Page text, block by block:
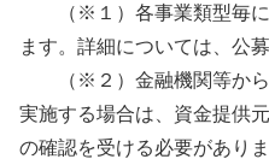
（※１）各事業類型毎に
ます。詳細については、公
（※２）金融機関等から
実施する場合は、資金提供
の確認を受ける必要があり